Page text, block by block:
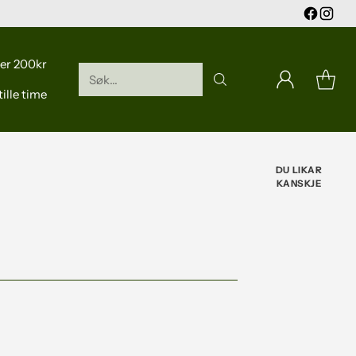
200kr
time
Søk...
DU LIKAR
KANSKJE